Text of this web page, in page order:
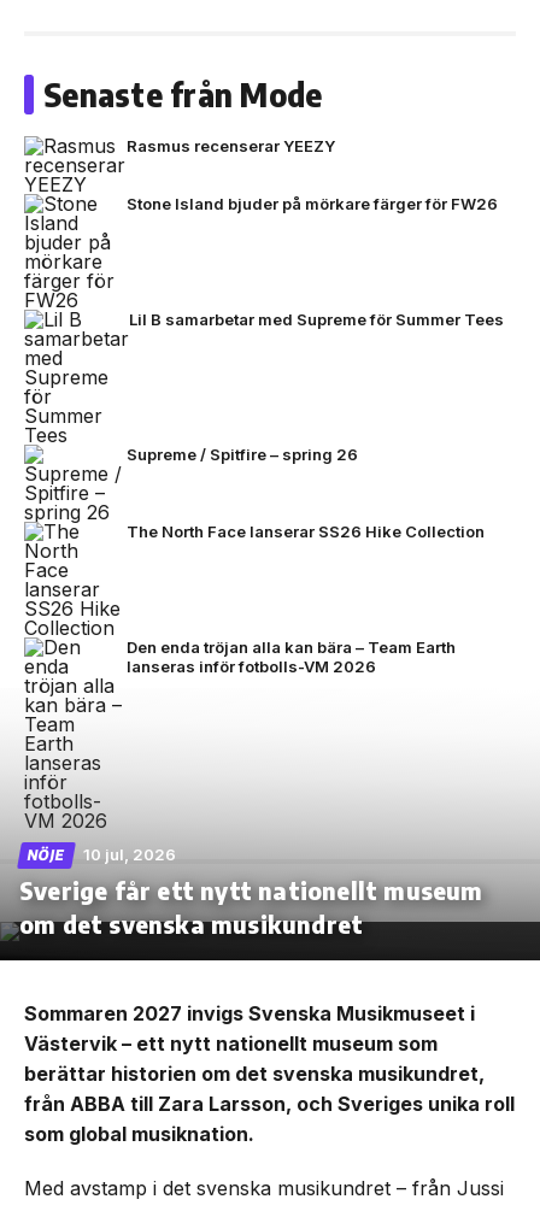
Senaste från Mode
Rasmus recenserar YEEZY
Stone Island bjuder på mörkare färger för FW26
Lil B samarbetar med Supreme för Summer Tees
Supreme / Spitfire – spring 26
The North Face lanserar SS26 Hike Collection
Den enda tröjan alla kan bära – Team Earth
lanseras inför fotbolls-VM 2026
NÖJE 10 jul, 2026
Sverige får ett nytt nationellt museum
om det svenska musikundret
Sommaren 2027 invigs Svenska Musikmuseet i
Västervik – ett nytt nationellt museum som
berättar historien om det svenska musikundret,
från ABBA till Zara Larsson, och Sveriges unika roll
som global musiknation.
Med avstamp i det svenska musikundret – från Jussi